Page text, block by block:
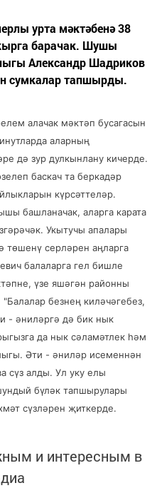
урта мәктәбенә 38
барачак. Шушы
Александр Шадриков
сумкалар тапшырды.
алачак мәктәп бусагасын
аларның
дә зур дулкынлану кичерде.
баскач та беркадәр
күрсәттеләр.
башланачак, аларга карата
Укытучы апалары
төшенү серләрен аңларга
балаларга гел бишле
үзе яшәгән районны
безнең киләчәгебез,
- әниләргә дә бик нык
да нык сәламәтлек һәм
Әти - әниләр исеменнән
сүз алды. Ул уку елы
бүләк тапшырулары
сүзләрен җиткерде.
и интересным в